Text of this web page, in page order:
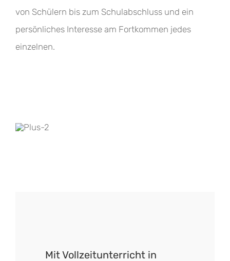
von Schülern bis zum Schulabschluss und ein
persönliches Interesse am Fortkommen jedes
einzelnen.
Mit Vollzeitunterricht in